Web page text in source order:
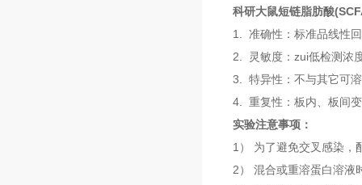
科研大鼠短链脂肪酸
1. 准确性：标准品线性
2. 灵敏度：zui低检测浓
3. 特异性：不与其它可
4. 重复性：板内、板间
实验注意事项：
1） 为了避免交叉感染，
2） 混合或重溶蛋白溶液